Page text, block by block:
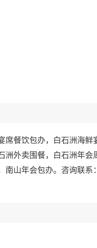
席餐饮包办，白石洲海
洲外卖围餐，白石洲年
南山年会包办。咨询联